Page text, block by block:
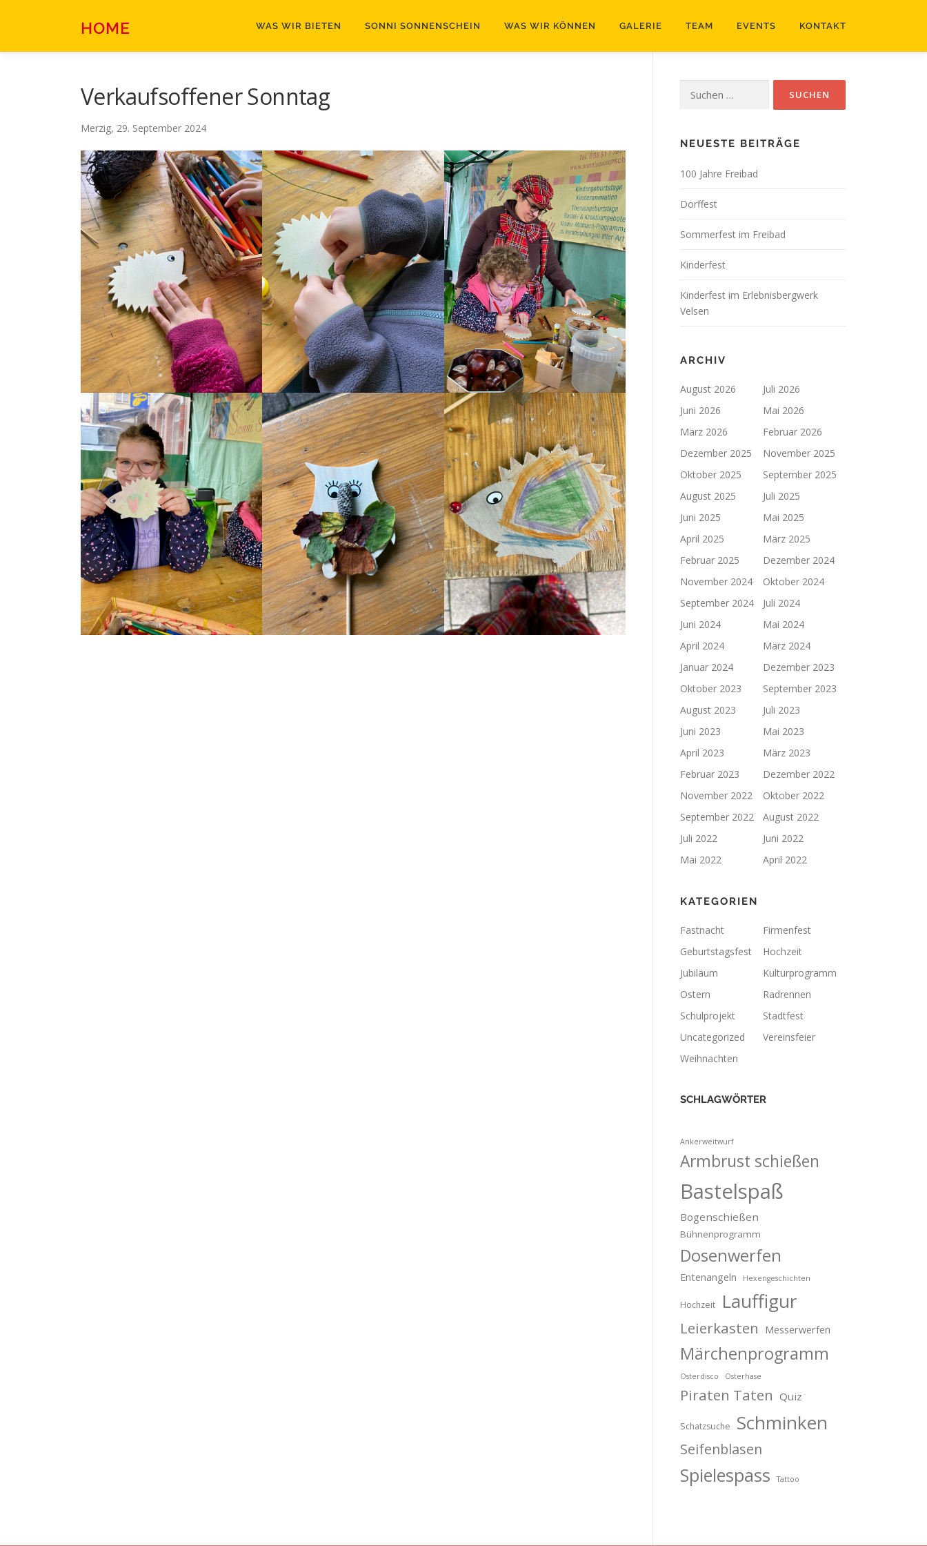
HOME WAS WIR BIETEN SONNI SONNENSCHEIN WAS WIR KÖNNEN GALERIE TEAM EVENTS KONTAKT
Verkaufsoffener Sonntag
Merzig, 29. September 2024
nach:
NEUESTE BEITRÄGE
100 Jahre Freibad
Dorffest
Sommerfest im Freibad
Kinderfest
Kinderfest im Erlebnisbergwerk
Velsen
ARCHIV
August 2026
Juli 2026
Juni 2026
Mai 2026
März 2026
Februar 2026
Dezember 2025
November 2025
Oktober 2025
September 2025
August 2025
Juli 2025
Juni 2025
Mai 2025
April 2025
März 2025
Februar 2025
Dezember 2024
November 2024
Oktober 2024
September 2024
Juli 2024
Juni 2024
Mai 2024
April 2024
März 2024
Januar 2024
Dezember 2023
Oktober 2023
September 2023
August 2023
Juli 2023
Juni 2023
Mai 2023
April 2023
März 2023
Februar 2023
Dezember 2022
November 2022
Oktober 2022
September 2022
August 2022
Juli 2022
Juni 2022
Mai 2022
April 2022
KATEGORIEN
Fastnacht
Firmenfest
Geburtstagsfest
Hochzeit
Jubiläum
Kulturprogramm
Ostern
Radrennen
Schulprojekt
Stadtfest
Uncategorized
Vereinsfeier
Weihnachten
SCHLAGWÖRTER
Ankerweitwurf
Armbrust schießen
Bastelspaß
Bogenschießen
Bühnenprogramm
Dosenwerfen
Entenangeln Hexengeschichten
Hochzeit Lauffigur
Leierkasten Messerwerfen
Märchenprogramm
Osterdisco Osterhase
Piraten Taten Quiz
Schatzsuche Schminken
Seifenblasen
Spielespass Tattoo